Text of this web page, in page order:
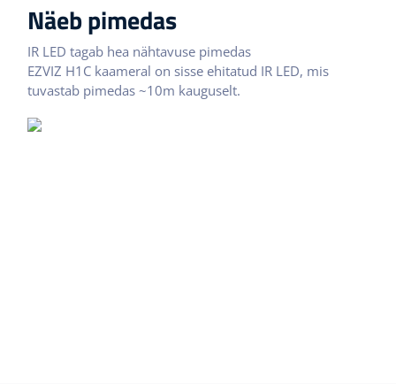
Näeb pimedas
IR LED tagab hea nähtavuse pimedas
EZVIZ H1C kaameral on sisse ehitatud IR LED, mis
tuvastab pimedas ~10m kauguselt.